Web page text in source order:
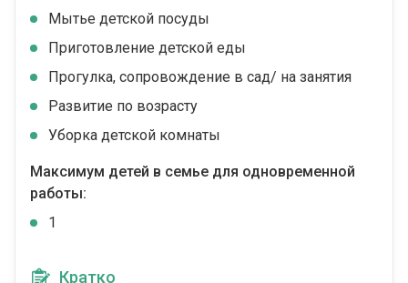
Мытье детской посуды
Приготовление детской еды
Прогулка, сопровождение в сад/ на занятия
Развитие по возрасту
Уборка детской комнаты
Максимум детей в семье для одновременной
работы:
1
Кратко